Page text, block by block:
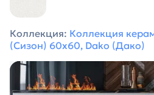
Коллекция: Коллекция
(Сизон) 60х60, Dako (Дако)